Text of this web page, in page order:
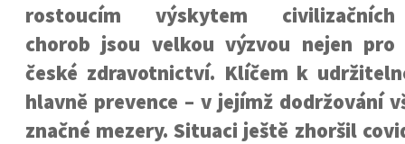
rostoucím výskytem civilizačních
chorob jsou velkou výzvou nejen pro
české zdravotnictví. Klíčem k
hlavně prevence – v jejímž dodržování
značné mezery. Situaci ještě zhoršil